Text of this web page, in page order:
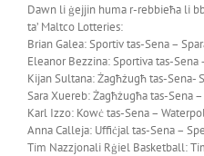
Dawn li ġejjin huma r-rebbieħa li
ta’ Maltco Lotteries:
Brian Galea: Sportiv tas-Sena –
Eleanor Bezzina: Sportiva tas-Sena
Kijan Sultana: Żagħżugħ tas-Sena-
Sara Xuereb: Żagħżugħa tas-Sena
Karl Izzo: Kowċ tas-Sena –
Anna Calleja: Uffiċjal tas-Sena –
Tim Nazzjonali Rġiel Basketball: